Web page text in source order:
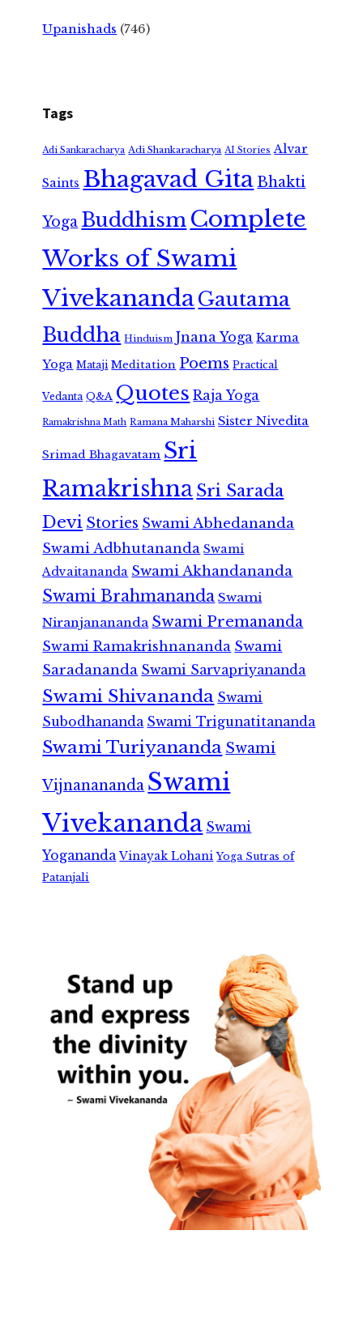
Upanishads (746)
Tags
Adi Sankaracharya Adi Shankaracharya AI Stories Alvar
Saints Bhagavad GitaBhakti
Yoga Buddhism Complete
Works of Swami
VivekanandaGautama
Buddha Hinduism Jnana Yoga Karma
Yoga Mataji Meditation Poems Practical
Vedanta Q&A Quotes Raja Yoga
Ramakrishna Math Ramana Maharshi Sister Nivedita
Srimad Bhagavatam Sri
RamakrishnaSri Sarada
Devi Stories Swami Abhedananda
Swami Adbhutananda Swami
Advaitananda Swami Akhandananda
Swami Brahmananda Swami
Niranjanananda Swami Premananda
Swami Ramakrishnananda Swami
Saradananda Swami Sarvapriyananda
Swami Shivananda Swami
Subodhananda Swami Trigunatitananda
Swami Turiyananda Swami
Vijnanananda Swami
Vivekananda Swami
Yogananda Vinayak Lohani Yoga Sutras of
Patanjali